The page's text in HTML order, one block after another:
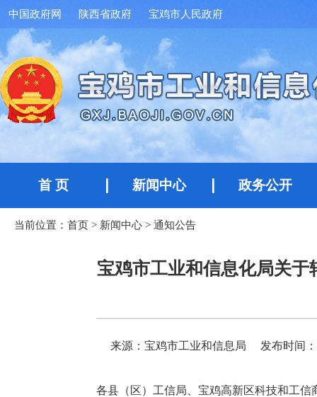
中国政府网 陕西省政府 宝鸡市人民政府
首 页 新闻中心 政务公开
当前位置： 首页 > 新闻中心 > 通知公告
宝鸡市工业和信息化局关
来源：宝鸡市工业和信息局 发布时间
各县（区）工信局、宝鸡高新区科技和工信